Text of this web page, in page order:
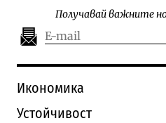
Получавай важните
Икономика
Устойчивост